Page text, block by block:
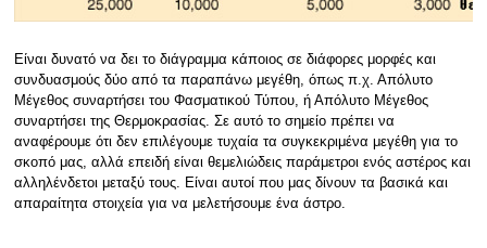
Είναι δυνατό να δει το διάγραμμα κάποιος σε διάφορες μορφές και
συνδυασμούς δύο από τα παραπάνω μεγέθη, όπως π.χ. Απόλυτο
Μέγεθος συναρτήσει του Φασματικού Τύπου, ή Απόλυτο Μέγεθος
συναρτήσει της Θερμοκρασίας. Σε αυτό το σημείο πρέπει να
αναφέρουμε ότι δεν επιλέγουμε τυχαία τα συγκεκριμένα μεγέθη για το
σκοπό μας, αλλά επειδή είναι θεμελιώδεις παράμετροι ενός αστέρος και
αλληλένδετοι μεταξύ τους. Είναι αυτοί που μας δίνουν τα βασικά και
απαραίτητα στοιχεία για να μελετήσουμε ένα άστρο.